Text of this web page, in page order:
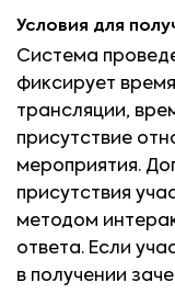
Условия для
Система
фиксирует
трансляции,
присутствие
мероприятия.
присутствия
методом
ответа. Если
в получении